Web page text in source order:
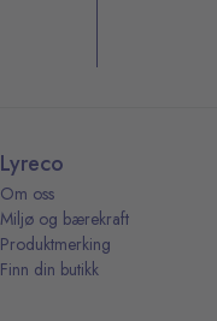
Lyreco
Om oss
Miljø og bærekraft
Produktmerking
Finn din butikk